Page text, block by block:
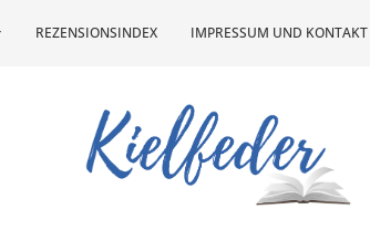
REZENSIONSINDEX IMPRESSUM UND KONTAKT